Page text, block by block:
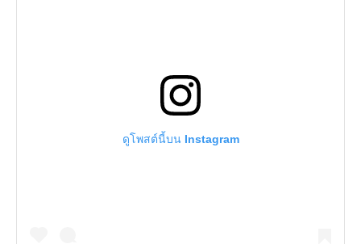
ดูโพสต์นี้บน Instagram